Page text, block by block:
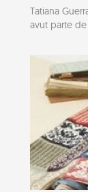
Tatiana
avut parte